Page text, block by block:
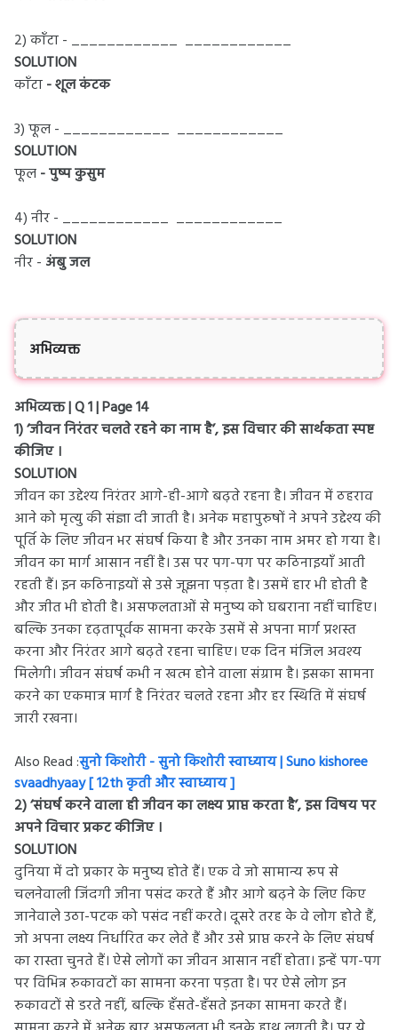
2) काँटा - ____________ ____________
SOLUTION
काँटा- शूल कंटक
3) फूल - ____________ ____________
SOLUTION
फूल- पुष्प कुसुम
4) नीर - ____________ ____________
SOLUTION
नीर - अंबु जल
अभिव्यक्त
अभिव्यक्त | Q 1 | Page 14
1) ‘जीवन निरंतर चलते रहने का नाम है’, इस विचार की सार्थकता स्पष्ट
कीजिए ।
SOLUTION
जीवन का उद्देश्य निरंतर आगे-ही-आगे बढ़ते रहना है। जीवन में ठहराव
आने को मृत्यु की संज्ञा दी जाती है। अनेक महापुरुषों ने अपने उद्देश्य की
पूर्ति के लिए जीवन भर संघर्ष किया है और उनका नाम अमर हो गया है।
जीवन का मार्ग आसान नहीं है। उस पर पग-पग पर कठिनाइयाँ आती
रहती हैं। इन कठिनाइयों से उसे जूझना पड़ता है। उसमें हार भी होती है
और जीत भी होती है। असफलताओं से मनुष्य को घबराना नहीं चाहिए।
बल्कि उनका दृढ़तापूर्वक सामना करके उसमें से अपना मार्ग प्रशस्त
करना और निरंतर आगे बढ़ते रहना चाहिए। एक दिन मंजिल अवश्य
मिलेगी। जीवन संघर्ष कभी न खत्म होने वाला संग्राम है। इसका सामना
करने का एकमात्र मार्ग है निरंतर चलते रहना और हर स्थिति में संघर्ष
जारी रखना।
Also Read :सुनो किशोरी - सुनो किशोरी स्वाध्याय | Suno kishoree
svaadhyaay [ 12th कृती और स्वाध्याय ]
2) ‘संघर्ष करने वाला ही जीवन का लक्ष्य प्राप्त करता है’, इस विषय पर
अपने विचार प्रकट कीजिए ।
SOLUTION
दुनिया में दो प्रकार के मनुष्य होते हैं। एक वे जो सामान्य रूप से
चलनेवाली जिंदगी जीना पसंद करते हैं और आगे बढ़ने के लिए किए
जानेवाले उठा-पटक को पसंद नहीं करते। दूसरे तरह के वे लोग होते हैं,
जो अपना लक्ष्य निर्धारित कर लेते हैं और उसे प्राप्त करने के लिए संघर्ष
का रास्ता चुनते हैं। ऐसे लोगों का जीवन आसान नहीं होता। इन्हें पग-पग
पर विभिन्न रुकावटों का सामना करना पड़ता है। पर ऐसे लोग इन
रुकावटों से डरते नहीं, बल्कि हँसते-हँसते इनका सामना करते हैं।